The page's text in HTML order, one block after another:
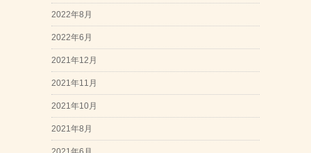
2022年8月
2022年6月
2021年12月
2021年11月
2021年10月
2021年8月